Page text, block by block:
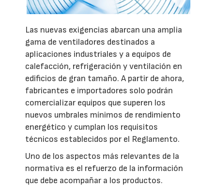
Las nuevas exigencias abarcan una amplia
gama de ventiladores destinados a
aplicaciones industriales y a equipos de
calefacción, refrigeración y ventilación en
edificios de gran tamaño. A partir de ahora,
fabricantes e importadores solo podrán
comercializar equipos que superen los
nuevos umbrales mínimos de rendimiento
energético y cumplan los requisitos
técnicos establecidos por el Reglamento.
Uno de los aspectos más relevantes de la
normativa es el refuerzo de la información
que debe acompañar a los productos.